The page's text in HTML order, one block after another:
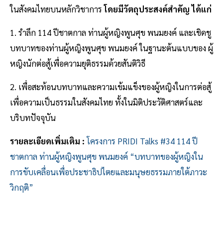
ในสังคมไทยบนหลักวิชาการโดยมีวัตถุประสงค์สำคัญ ได้แก่
1. รำลึก 114 ปีชาตกาล ท่านผู้หญิงพูนศุข พนมยงค์ และเชิดชู
บทบาทของท่านผู้หญิงพูนศุข พนมยงค์ ในฐานะต้นแบบของ ผู้
หญิงนักต่อสู้เพื่อความยุติธรรมด้วยสันติวิธี
2. เพื่อสะท้อนบทบาทและความเข้มแข็งของผู้หญิงในการต่อสู้
เพื่อความเป็นธรรมในสังคมไทย ทั้งในมิติประวัติศาสตร์และ
บริบทปัจจุบัน
รายละเอียดเพิ่มเติม :โครงการ PRIDI Talks #34 114 ปี
ชาตกาล ท่านผู้หญิงพูนศุข พนมยงค์ “บทบาทของผู้หญิงใน
การขับเคลื่อนเพื่อประชาธิปไตยและมนุษยธรรมภายใต้ภาวะ
วิกฤติ”